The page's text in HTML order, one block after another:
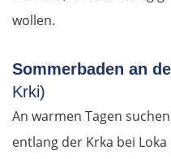
wollen.
Sommerbaden an
Krki)
An warmen Tagen
entlang der Krka bei
Warschau
Żyrardów